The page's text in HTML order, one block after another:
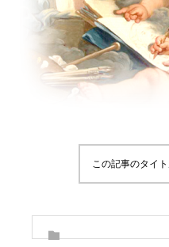
この記事のタイ